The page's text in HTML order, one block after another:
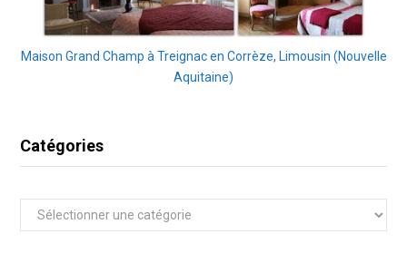
Maison Grand Champ à Treignac en Corrèze, Limousin (Nouvelle
Aquitaine)
Catégories
Catégories